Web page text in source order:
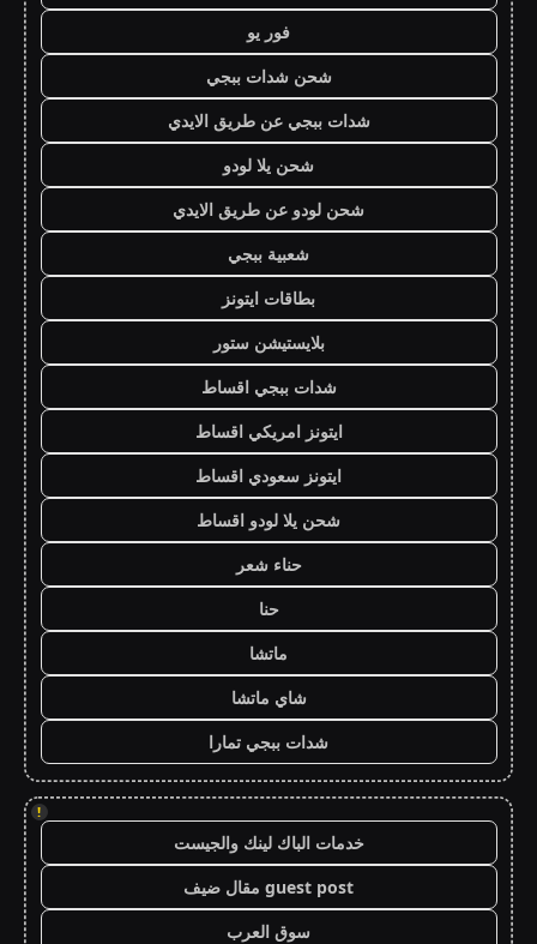
فور يو
شحن شدات ببجي
شدات ببجي عن طريق الايدي
شحن يلا لودو
شحن لودو عن طريق الايدي
شعبية ببجي
بطاقات ايتونز
بلايستيشن ستور
شدات ببجي اقساط
ايتونز امريكي اقساط
ايتونز سعودي اقساط
شحن يلا لودو اقساط
حناء شعر
حنا
ماتشا
شاي ماتشا
شدات ببجي تمارا
!
خدمات الباك لينك والجيست
guest post مقال ضيف
سوق العرب